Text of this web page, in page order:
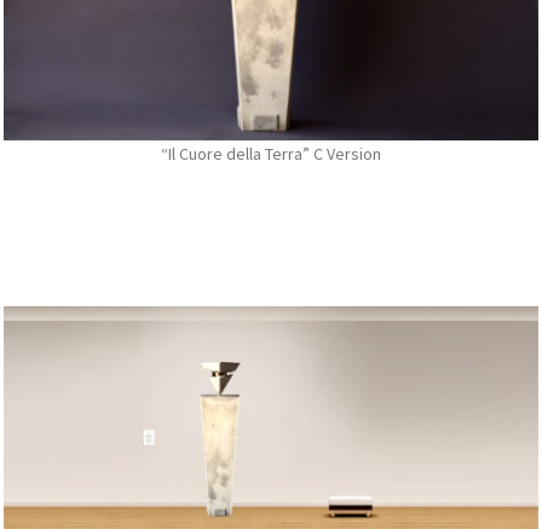
“Il Cuore della Terra” C Version